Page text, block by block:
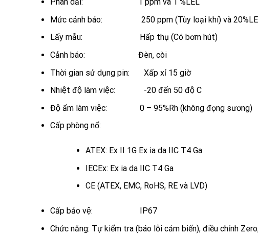
Mức cảnh báo: 250 ppm (Tùy loại khí) và
Lấy mẫu: Hấp thụ (Có bơm hút)
Cảnh báo: Đèn, còi
Thời gian sử dụng pin: Xấp xỉ 15 giờ
Nhiệt độ làm việc: -20 đến 50 độ C
Độ ẩm làm việc: 0 – 95%Rh (không đọng sương)
Cấp phòng nổ:
ATEX: Ex II 1G Ex ia da IIC T4 Ga
IECEx: Ex ia da IIC T4 Ga
CE (ATEX, EMC, RoHS, RE và LVD)
Cấp bảo vệ: IP67
Chức năng: Tự kiểm tra (báo lỗi cảm biến), điều chỉnh